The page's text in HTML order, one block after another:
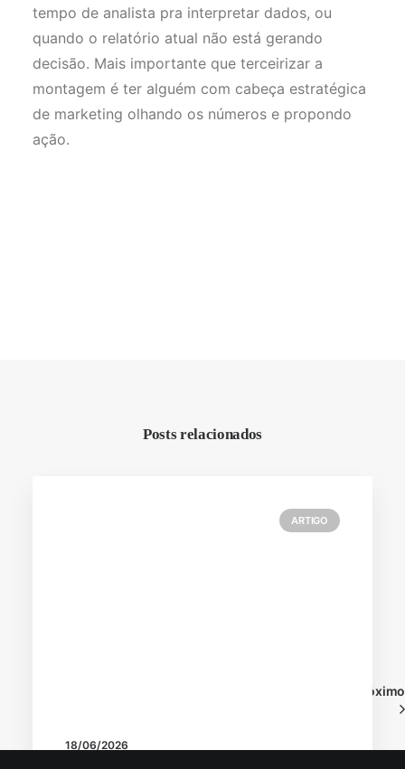
tempo de analista pra interpretar dados, ou
quando o relatório atual não está gerando
decisão. Mais importante que terceirizar a
montagem é ter alguém com cabeça estratégica
de marketing olhando os números e propondo
ação.
Posts relacionados
ARTIGO
18/06/2026
Próximo